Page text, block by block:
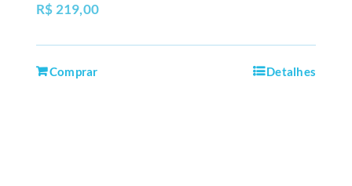
R$219,00
Comprar Detalhes